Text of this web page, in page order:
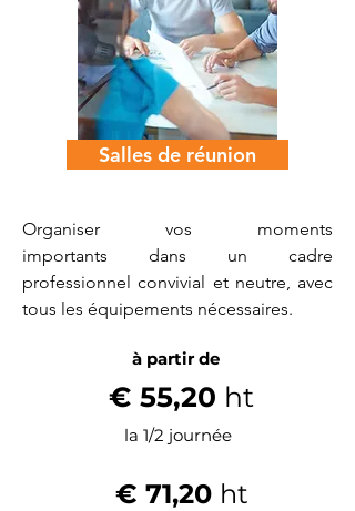
Salles de réunion
Organiser vos moments
importants dans un cadre
professionnel convivial et neutre, avec
tous les équipements nécessaires.
à partir de
€ 55,20 ht
la 1/2 journée
€ 71,20 ht